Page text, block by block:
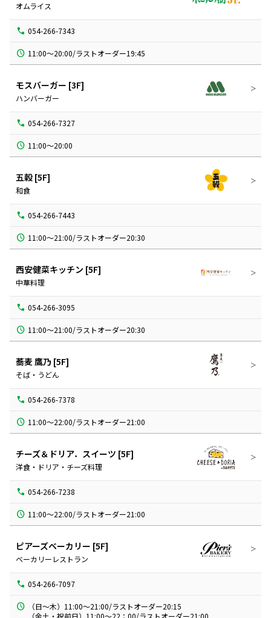
オムライス
054-266-7343
11:00～20:00/ラストオーダー19:45
モスバーガー [3F]
ハンバーガー
054-266-7327
11:00～20:00
五穀 [5F]
和食
054-266-7443
11:00～21:00/ラストオーダー20:30
西安健菜キッチン [5F]
中華料理
054-266-3095
11:00～21:00/ラストオーダー20:30
蕎麦 鷹乃 [5F]
そば・うどん
054-266-7378
11:00～22:00/ラストオーダー21:00
チーズ＆ドリア．スイーツ [5F]
洋食・ドリア・チーズ料理
054-266-7238
11:00～22:00/ラストオーダー21:00
ピアーズベーカリー [5F]
ベーカリーレストラン
054-266-7097
（日～木）11:00～21:00/ラストオーダー20:15
（金土・祝前日）11:00～22：00/ラストオーダー21:00